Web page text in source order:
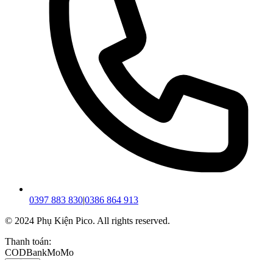
0397 883 830|0386 864 913
© 2024 Phụ Kiện Pico. All rights reserved.
Thanh toán:
CODBankMoMo